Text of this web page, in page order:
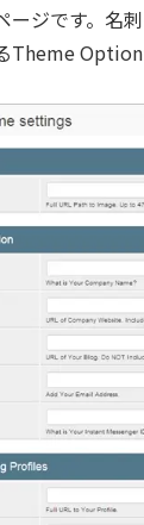
ージです。名
Theme Option